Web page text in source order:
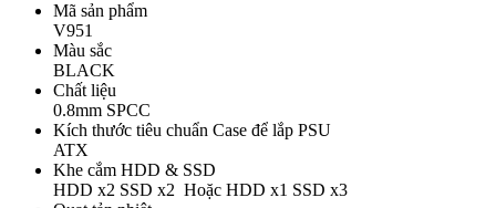
Mã sản phẩm
V951
Màu sắc
BLACK
Chất liệu
0.8mm SPCC
Kích thước tiêu chuẩn Case để lắp PSU
ATX
Khe cắm HDD & SSD
HDD x2 SSD x2 Hoặc HDD x1 SSD x3